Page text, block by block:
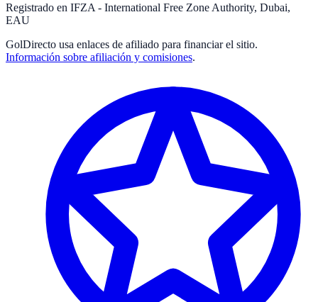
Registrado en IFZA - International Free Zone Authority, Dubai,
EAU
GolDirecto usa enlaces de afiliado para financiar el sitio.
Información sobre afiliación y comisiones.